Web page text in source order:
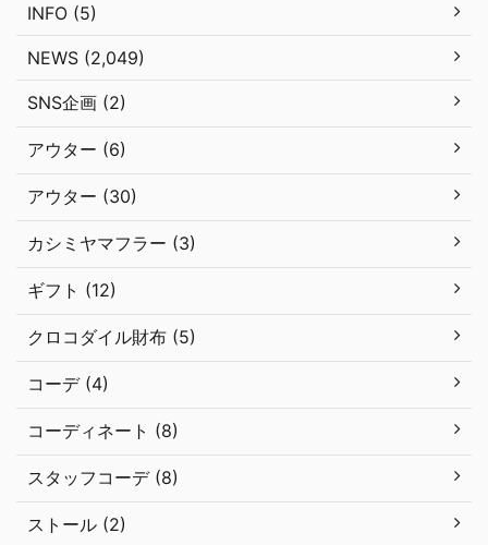
INFO (5)
NEWS (2,049)
SNS企画 (2)
アウター (6)
アウター (30)
カシミヤマフラー (3)
ギフト (12)
クロコダイル財布 (5)
コーデ (4)
コーディネート (8)
スタッフコーデ (8)
ストール (2)